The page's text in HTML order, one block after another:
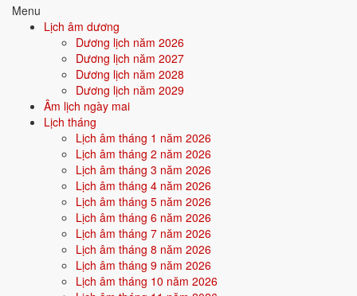
Menu
Lịch âm dương
Dương lịch năm 2026
Dương lịch năm 2027
Dương lịch năm 2028
Dương lịch năm 2029
Âm lịch ngày mai
Lịch tháng
Lịch âm tháng 1 năm 2026
Lịch âm tháng 2 năm 2026
Lịch âm tháng 3 năm 2026
Lịch âm tháng 4 năm 2026
Lịch âm tháng 5 năm 2026
Lịch âm tháng 6 năm 2026
Lịch âm tháng 7 năm 2026
Lịch âm tháng 8 năm 2026
Lịch âm tháng 9 năm 2026
Lịch âm tháng 10 năm 2026
Tìm hiểu chi tiết nạp âm Trường Lưu Thủy: màu hợp, hướng tốt, năm
sinh, tương sinh tương khắc →
Quan hệ Can × Chi (Thổ khắc Thủy):
hoàn cảnh chế ngự bản thân. Cuộc đời nhiều thử thách, ràng buộc từ
Điểm mạnh:Kiên cường, biết tự lực, trưởng thành sớm trong
nghịch cảnh.
Điểm cần lưu ý:Áp lực dồn từ môi trường, cần xây dựng nội lực
vững vàng.
Bối cảnh vận khí khi sinh năm 1952
Người sinh năm1952rơi vào Vận 5 - Ngũ Hoàng Thổ
trong chu kỳ Tam Nguyên Cửu Vận. Mệnh Thủy sinh trong Vận 5 Ngũ
Hoàng Thổ (Thổ) - thổ khắc thủy: bản mệnh phải vượt qua thử thách